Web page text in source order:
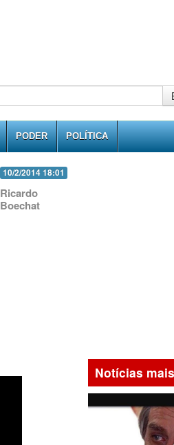
PODER POLÍTICA
10/2/2014 18:01
Ricardo
Boechat
Notícias